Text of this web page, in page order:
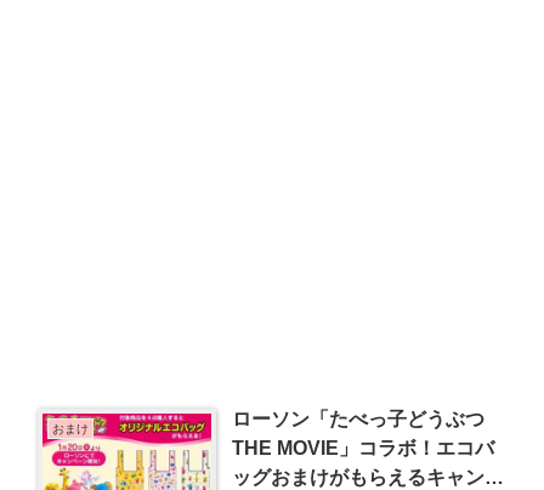
おまけ
ローソン「たべっ子どうぶつ
THE MOVIE」コラボ！エコバ
ッグおまけがもらえるキャンペ